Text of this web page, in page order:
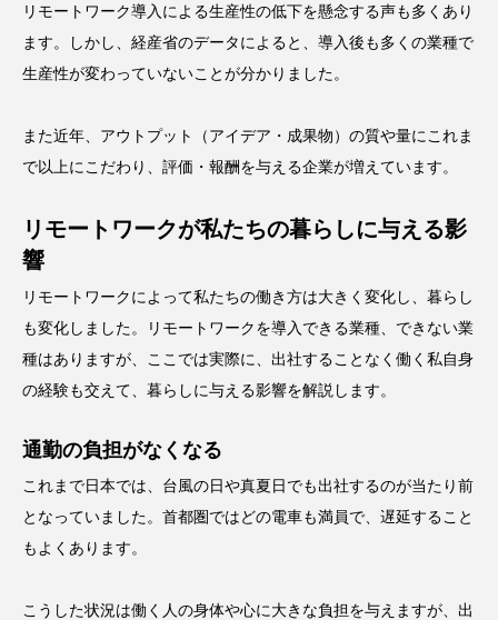
リモートワーク導入による生産性の低下を懸念する声も多くあり
ます。しかし、経産省のデータによると、導入後も多くの業種で
生産性が変わっていないことが分かりました。
また近年、アウトプット（アイデア・成果物）の質や量にこれま
で以上にこだわり、評価・報酬を与える企業が増えています。
リモートワークが私たちの暮らしに与える影
響
リモートワークによって私たちの働き方は大きく変化し、暮らし
も変化しました。リモートワークを導入できる業種、できない業
種はありますが、ここでは実際に、出社することなく働く私自身
の経験も交えて、暮らしに与える影響を解説します。
通勤の負担がなくなる
これまで日本では、台風の日や真夏日でも出社するのが当たり前
となっていました。首都圏ではどの電車も満員で、遅延すること
もよくあります。
こうした状況は働く人の身体や心に大きな負担を与えますが、出